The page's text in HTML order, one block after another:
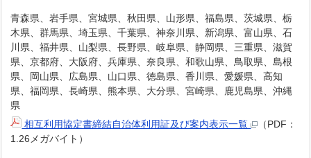
青森県、岩手県、宮城県、秋田県、山形県、福島県、茨城県、栃
木県、群馬県、埼玉県、千葉県、神奈川県、新潟県、富山県、石
川県、福井県、山梨県、長野県、岐阜県、静岡県、三重県、滋賀
県、京都府、大阪府、兵庫県、奈良県、和歌山県、鳥取県、島根
県、岡山県、広島県、山口県、徳島県、香川県、愛媛県、高知
県、福岡県、長崎県、熊本県、大分県、宮崎県、鹿児島県、沖縄
県
相互利用協定書締結自治体利用証及び案内表示一覧
（PDF：
1.26メガバイト）